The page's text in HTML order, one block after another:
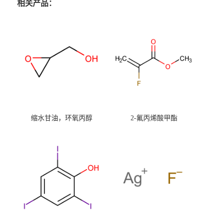
相关产品：
缩水甘油，环氧丙醇 2-氟丙烯酸甲酯